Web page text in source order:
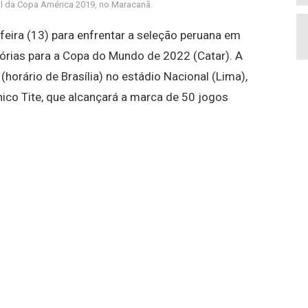
da Copa América 2019, no Maracanã.
(13) para enfrentar a seleção peruana em
para a Copa do Mundo de 2022 (Catar). A
de Brasília) no estádio Nacional (Lima),
Tite, que alcançará a marca de 50 jogos